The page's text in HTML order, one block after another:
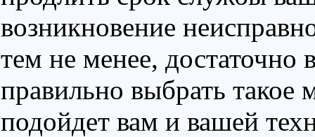
возникновение
тем не менее,
правильно выбрать такое
подойдет вам и вашей